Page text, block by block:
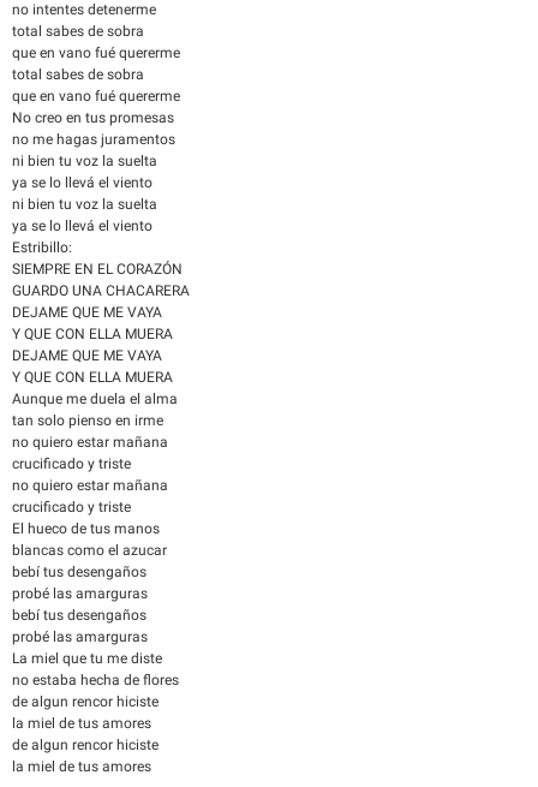
no intentes detenerme
total sabes de sobra
que en vano fué quererme
total sabes de sobra
que en vano fué quererme
No creo en tus promesas
no me hagas juramentos
ni bien tu voz la suelta
ya se lo llevá el viento
ni bien tu voz la suelta
ya se lo llevá el viento
Estribillo:
SIEMPRE EN EL CORAZÓN
GUARDO UNA CHACARERA
DEJAME QUE ME VAYA
Y QUE CON ELLA MUERA
DEJAME QUE ME VAYA
Y QUE CON ELLA MUERA
Aunque me duela el alma
tan solo pienso en irme
no quiero estar mañana
crucificado y triste
no quiero estar mañana
crucificado y triste
El hueco de tus manos
blancas como el azucar
bebí tus desengaños
probé las amarguras
bebí tus desengaños
probé las amarguras
La miel que tu me diste
no estaba hecha de flores
de algun rencor hiciste
la miel de tus amores
de algun rencor hiciste
la miel de tus amores